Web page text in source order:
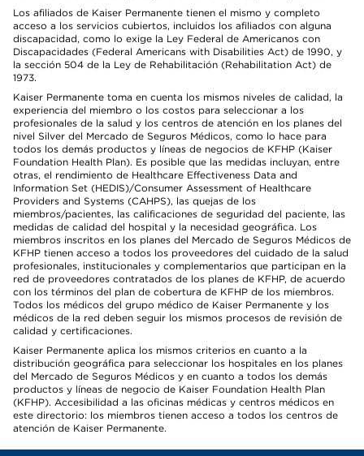
Los afiliados de Kaiser Permanente tienen el mismo y completo
acceso a los servicios cubiertos, incluidos los afiliados con alguna
discapacidad, como lo exige la Ley Federal de Americanos con
Discapacidades (Federal Americans with Disabilities Act) de 1990, y
la sección 504 de la Ley de Rehabilitación (Rehabilitation Act) de
1973.
Kaiser Permanente toma en cuenta los mismos niveles de calidad, la
experiencia del miembro o los costos para seleccionar a los
profesionales de la salud y los centros de atención en los planes del
nivel Silver del Mercado de Seguros Médicos, como lo hace para
todos los demás productos y líneas de negocios de KFHP (Kaiser
Foundation Health Plan). Es posible que las medidas incluyan, entre
otras, el rendimiento de Healthcare Effectiveness Data and
Information Set (HEDIS)/Consumer Assessment of Healthcare
Providers and Systems (CAHPS), las quejas de los
miembros/pacientes, las calificaciones de seguridad del paciente, las
medidas de calidad del hospital y la necesidad geográfica. Los
miembros inscritos en los planes del Mercado de Seguros Médicos de
KFHP tienen acceso a todos los proveedores del cuidado de la salud
profesionales, institucionales y complementarios que participan en la
red de proveedores contratados de los planes de KFHP, de acuerdo
con los términos del plan de cobertura de KFHP de los miembros.
Todos los médicos del grupo médico de Kaiser Permanente y los
médicos de la red deben seguir los mismos procesos de revisión de
calidad y certificaciones.
Kaiser Permanente aplica los mismos criterios en cuanto a la
distribución geográfica para seleccionar los hospitales en los planes
del Mercado de Seguros Médicos y en cuanto a todos los demás
productos y líneas de negocio de Kaiser Foundation Health Plan
(KFHP). Accesibilidad a las oficinas médicas y centros médicos en
este directorio: los miembros tienen acceso a todos los centros de
atención de Kaiser Permanente.